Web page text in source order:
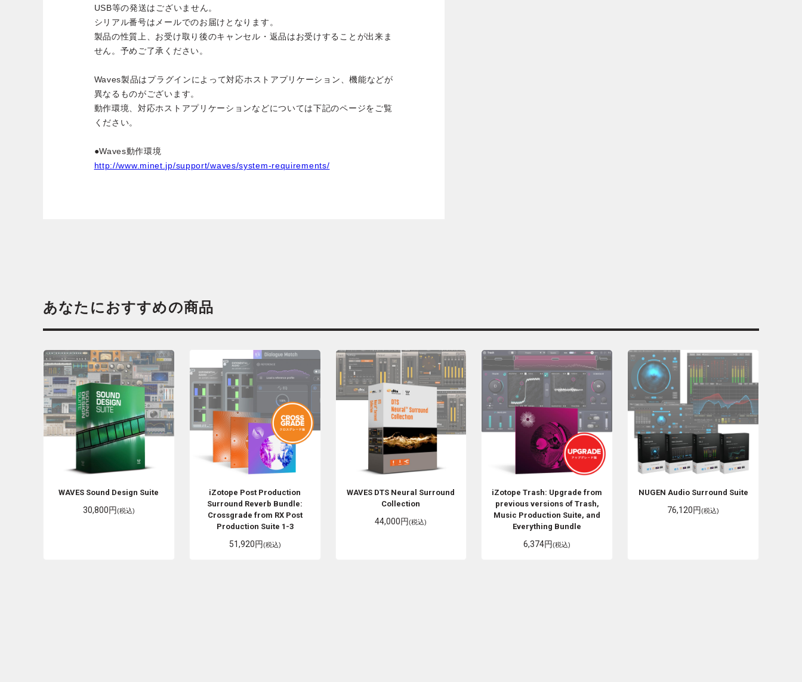
USB等の発送はございません。
シリアル番号はメールでのお届けとなります。
製品の性質上、お受け取り後のキャンセル・返品はお受けすることが出来ま
せん。予めご了承ください。
Waves製品はプラグインによって対応ホストアプリケーション、機能などが
異なるものがございます。
動作環境、対応ホストアプリケーションなどについては下記のページをご覧
ください。
●Waves動作環境
http://www.minet.jp/support/waves/system-requirements/
あなたにおすすめの商品
WAVES Sound Design Suite
30,800円(税込)
iZotope Post Production
Surround Reverb Bundle:
Crossgrade from RX Post
Production Suite 1-3
51,920円(税込)
WAVES DTS Neural Surround
Collection
44,000円(税込)
iZotopeTrash: Upgrade from
previous versions of Trash,
Music Production Suite, and
Everything Bundle
6,374円(税込)
NUGEN Audio Surround Suite
76,120円(税込)